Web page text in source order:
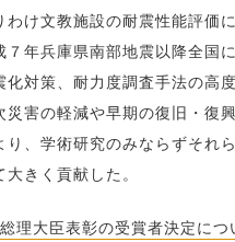
わけ文教施設の耐震性能評価
７年兵庫県南部地震以降全国
化対策、耐力度調査手法の高
災害の軽減や早期の復旧・復
り、学術研究のみならずそれ
きく貢献した。
理大臣表彰の受賞者決定に